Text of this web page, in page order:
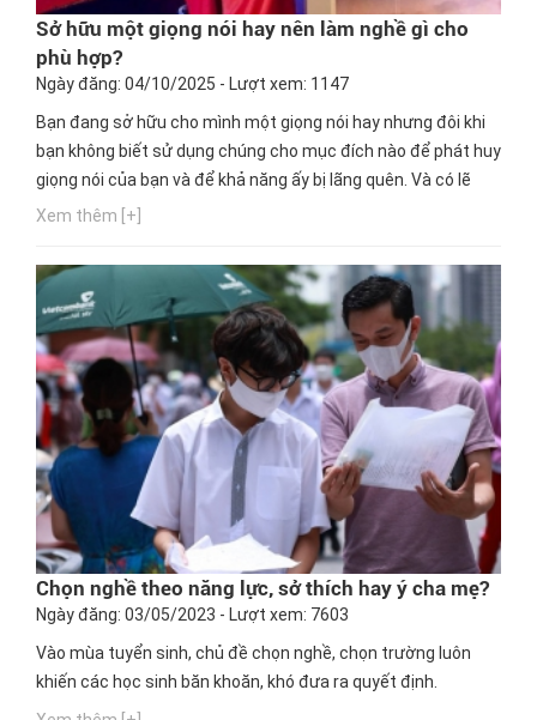
Sở hữu một giọng nói hay nên làm nghề gì cho
phù hợp?
Ngày đăng: 04/10/2025 - Lượt xem: 1147
Bạn đang sở hữu cho mình một giọng nói hay nhưng đôi khi
bạn không biết sử dụng chúng cho mục đích nào để phát huy
giọng nói của bạn và để khả năng ấy bị lãng quên. Và có lẽ
bạn đang thắc mắc với một giọng nói hay nên làm ngành
nghiệp GPO cập nhật thông tin này nhé!
Xem thêm [+]
Chọn nghề theo năng lực, sở thích hay ý cha mẹ?
Ngày đăng: 03/05/2023 - Lượt xem: 7603
Vào mùa tuyển sinh, chủ đề chọn nghề, chọn trường luôn
khiến các học sinh băn khoăn, khó đưa ra quyết định.